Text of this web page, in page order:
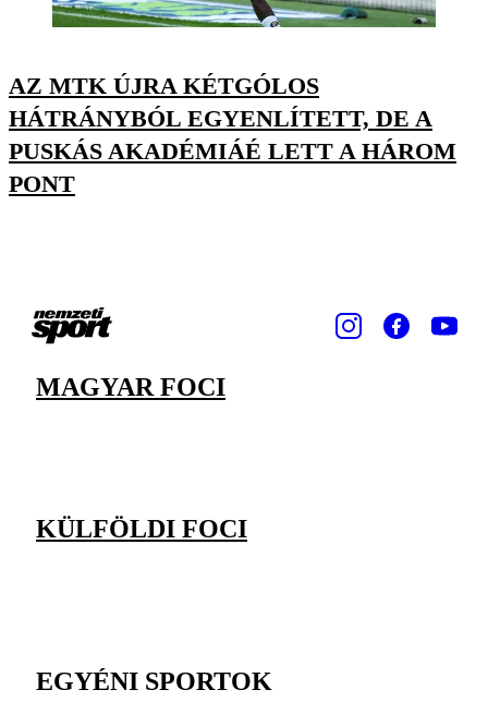
AZ MTK ÚJRA KÉTGÓLOS
HÁTRÁNYBÓL EGYENLÍTETT, DE A
PUSKÁS AKADÉMIÁÉ LETT A HÁROM
PONT
MAGYAR FOCI
KÜLFÖLDI FOCI
EGYÉNI SPORTOK